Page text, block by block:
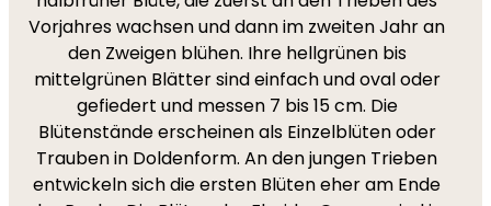
Vorjahres wachsen und dann im zweiten Jahr an
den Zweigen blühen. Ihre hellgrünen bis
mittelgrünen Blätter sind einfach und oval oder
gefiedert und messen 7 bis 15 cm. Die
Blütenstände erscheinen als Einzelblüten oder
Trauben in Doldenform. An den jungen Trieben
entwickeln sich die ersten Blüten eher am Ende